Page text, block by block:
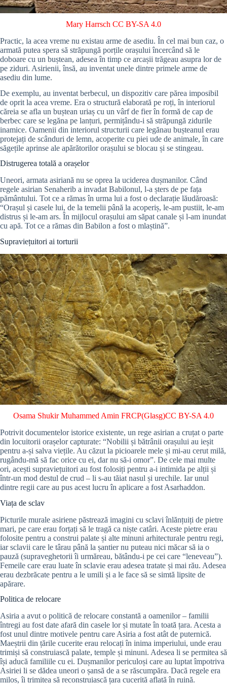
Mary Harrsch CC BY-SA 4.0
Practic, la acea vreme nu existau arme de asediu. În cel mai bun caz, o
armată putea spera să străpungă porțile orașului încercând să le
doboare cu un buștean, adesea în timp ce arcașii trăgeau asupra lor de
pe ziduri. Asirienii, însă, au inventat unele dintre primele arme de
asediu din lume.
De exemplu, au inventat berbecul, un dispozitiv care părea imposibil
de oprit la acea vreme. Era o structură elaborată pe roți, în interiorul
căreia se afla un buștean uriaș cu un vârf de fier în formă de cap de
berbec care se legăna pe lanțuri, permițându-i să străpungă zidurile
inamice. Oamenii din interiorul structurii care legănau bușteanul erau
protejați de scânduri de lemn, acoperite cu piei ude de animale, în care
săgețile aprinse ale apărătorilor orașului se blocau și se stingeau.
Distrugerea totală a orașelor
Uneori, armata asiriană nu se oprea la uciderea dușmanilor. Când
regele asirian Senaherib a invadat Babilonul, l-a șters de pe fața
pământului. Tot ce a rămas în urma lui a fost o declarație lăudăroasă:
“Orașul și casele lui, de la temelii până la acoperiș, le-am pustiit, le-am
distrus și le-am ars. În mijlocul orașului am săpat canale și l-am inundat
cu apă. Tot ce a rămas din Babilon a fost o mlaștină”.
Supraviețuitori ai torturii
Osama Shukir Muhammed Amin FRCP(Glasg)CC BY-SA 4.0
Potrivit documentelor istorice existente, un rege asirian a cruțat o parte
din locuitorii orașelor capturate: “Nobilii și bătrânii orașului au ieșit
pentru a-și salva viețile. Au căzut la picioarele mele și mi-au cerut milă,
rugându-mă să fac orice cu ei, dar nu să-i omor”. De cele mai multe
ori, acești supraviețuitori au fost folosiți pentru a-i intimida pe alții și
într-un mod destul de crud – li s-au tăiat nasul și urechile. Iar unul
dintre regii care au pus acest lucru în aplicare a fost Asarhaddon.
Viața de sclav
Picturile murale asiriene păstrează imagini cu sclavi înlănțuiți de pietre
mari, pe care erau forțați să le tragă ca niște catâri. Aceste pietre erau
folosite pentru a construi palate și alte minuni arhitecturale pentru regi,
iar sclavii care le târau până la șantier nu puteau nici măcar să ia o
pauză (supraveghetorii îi urmăreau, bătându-i pe cei care “leneveau”).
Femeile care erau luate în sclavie erau adesea tratate și mai rău. Adesea
erau dezbrăcate pentru a le umili și a le face să se simtă lipsite de
apărare.
Politica de relocare
Asiria a avut o politică de relocare constantă a oamenilor – familii
întregi au fost date afară din casele lor și mutate în toată țara. Acesta a
fost unul dintre motivele pentru care Asiria a fost atât de puternică.
Maeștrii din țările cucerite erau relocați în inima imperiului, unde erau
trimiși să construiască palate, temple și minuni. Adesea li se permitea să
își aducă familiile cu ei. Dușmanilor periculoși care au luptat împotriva
Asiriei li se dădea uneori o șansă de a se răscumpăra. Dacă regele era
milos, îi trimitea să reconstruiască țara cucerită aflată în ruină.